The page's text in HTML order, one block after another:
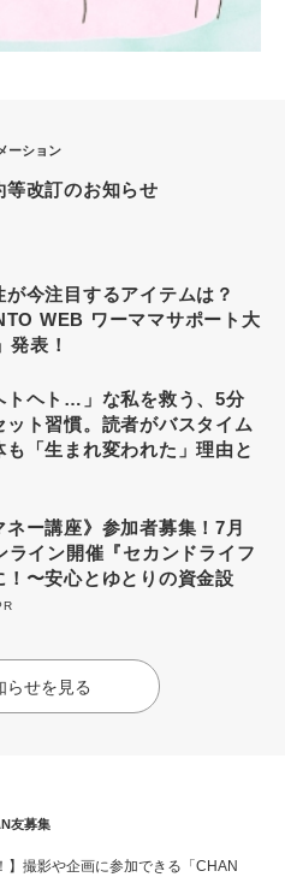
ーション
等改訂のお知らせ
が今注目するアイテムは？
WEB ワーママサポート大
発表！
トヘト…」な私を救う、5分
ット習慣。読者がバスタイム
も「生まれ変われた」理由と
ネー講座》参加者募集！7月
ライン開催『セカンドライフ
！〜安心とゆとりの資金設
らせを見る
友募集
】撮影や企画に参加できる「CHAN